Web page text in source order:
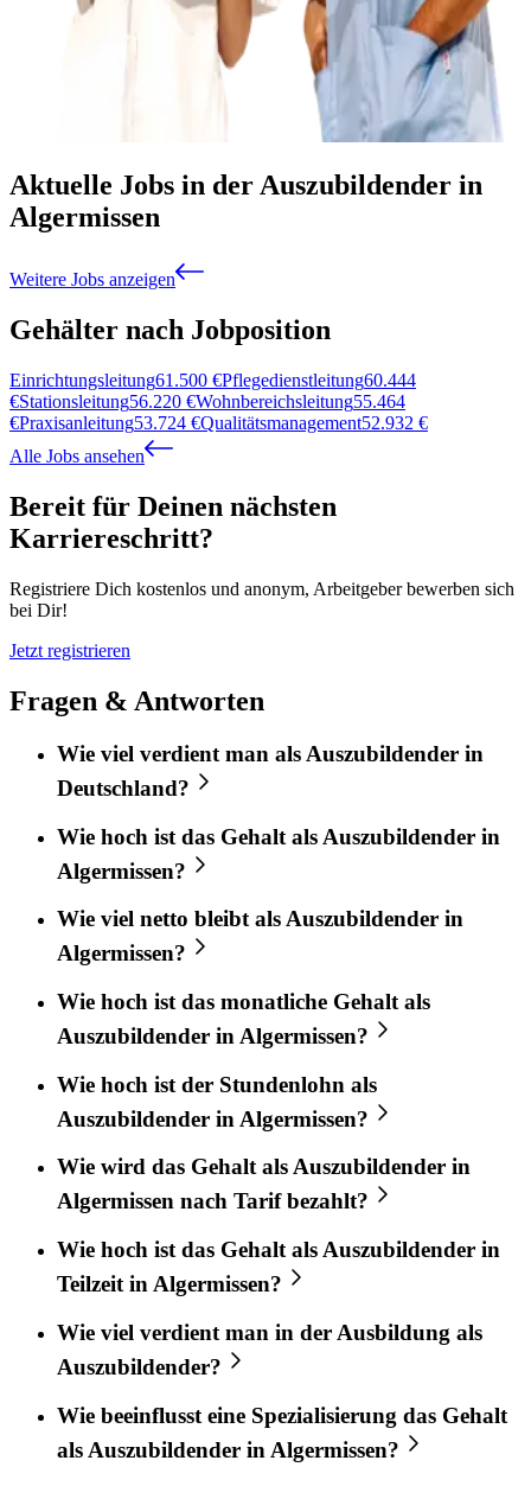
Aktuelle Jobs in der Auszubildender in
Algermissen
Weitere Jobs anzeigen
Gehälter nach Jobposition
Einrichtungsleitung61.500 €Pflegedienstleitung60.444
€Stationsleitung56.220 €Wohnbereichsleitung55.464
€Praxisanleitung53.724 €Qualitätsmanagement52.932 €
Alle Jobs ansehen
Bereit für Deinen nächsten
Karriereschritt?
Registriere Dich kostenlos und anonym, Arbeitgeber bewerben sich
bei Dir!
Jetzt registrieren
Fragen & Antworten
Wie viel verdient man als Auszubildender in
Deutschland?
Wie hoch ist das Gehalt als Auszubildender in
Algermissen?
Wie viel netto bleibt als Auszubildender in
Algermissen?
Wie hoch ist das monatliche Gehalt als
Auszubildender in Algermissen?
Wie hoch ist der Stundenlohn als
Auszubildender in Algermissen?
Wie wird das Gehalt als Auszubildender in
Algermissen nach Tarif bezahlt?
Wie hoch ist das Gehalt als Auszubildender in
Teilzeit in Algermissen?
Wie viel verdient man in der Ausbildung als
Auszubildender?
Wie beeinflusst eine Spezialisierung das Gehalt
als Auszubildender in Algermissen?